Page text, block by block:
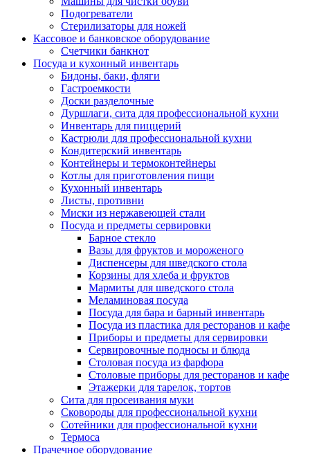
Подогреватели
Стерилизаторы для ножей
Кассовое и банковское оборудование
Счетчики банкнот
Посуда и кухонный инвентарь
Бидоны, баки, фляги
Гастроемкости
Доски разделочные
Дуршлаги, сита для профессиональной кухни
Инвентарь для пиццерий
Кастрюли для профессиональной кухни
Кондитерский инвентарь
Контейнеры и термоконтейнеры
Котлы для приготовления пищи
Кухонный инвентарь
Листы, противни
Миски из нержавеющей стали
Посуда и предметы сервировки
Барное стекло
Вазы для фруктов и мороженого
Диспенсеры для шведского стола
Корзины для хлеба и фруктов
Мармиты для шведского стола
Меламиновая посуда
Посуда для бара и барный инвентарь
Посуда из пластика для ресторанов и кафе
Приборы и предметы для сервировки
Сервировочные подносы и блюда
Столовая посуда из фарфора
Столовые приборы для ресторанов и кафе
Этажерки для тарелок, тортов
Сита для просеивания муки
Сковороды для профессиональной кухни
Сотейники для профессиональной кухни
Термоса
Прачечное оборудование